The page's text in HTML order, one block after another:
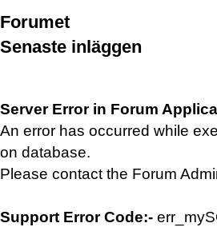
Forumet
Senaste inläggen
Server Error in Forum
An error has occurred while
on database.
Please contact the Forum
Support Error Code:-